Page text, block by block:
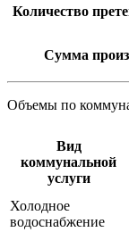
Количество
Сумма
Объемы по
Вид
коммунальной
услуги
Холодное
водоснабжение